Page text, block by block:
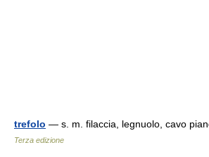
trefolo — s. m. filaccia, legnuolo, cavo
Terza edizione